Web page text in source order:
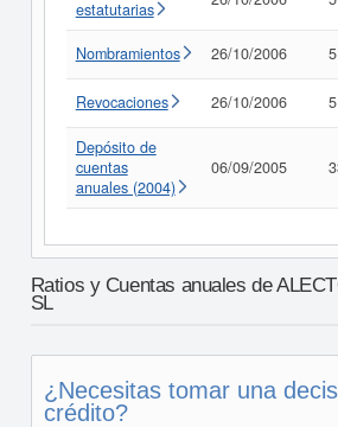
estatutarias
Nombramientos 26/10/2006
Revocaciones 26/10/2006
Depósito de
cuentas
anuales (2004)
06/09/2005
Ratios y Cuentas anuales de
SL
¿Necesitas tomar una
crédito?